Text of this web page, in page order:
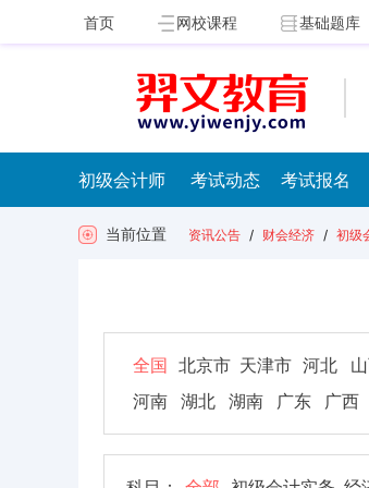
首页 网校课程 基础题库
初级会计师 考试动态 考试报名
当前位置 资讯公告 / 财会经济 / 初级
全国 北京市 天津市 河北
河南
湖北 湖南 广东 广西